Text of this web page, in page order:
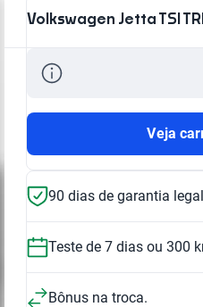
Volkswagen Jetta TSI
Veja
90 dias de garantia
Teste de 7 dias ou 300
Bônus na troca.